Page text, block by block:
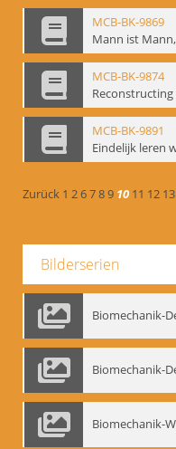
MCB-BK-9869
MCB-BK-9874
MCB-BK-9891
Zurück 1 26789 10 11 12 13
Bilderserien